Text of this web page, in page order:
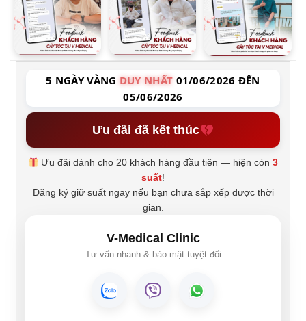
5 NGÀY VÀNG DUY NHẤT 01/06/2026 ĐẾN
05/06/2026
Ưu đãi đã kết thúc
Ưu đãi dành cho 20 khách hàng đầu tiên — hiện còn3
suất!
Đăng ký giữ suất ngay nếu bạn chưa sắp xếp được thời
gian.
V-Medical Clinic
Tư vấn nhanh & bảo mật tuyệt đối